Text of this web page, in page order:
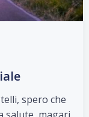
spero che